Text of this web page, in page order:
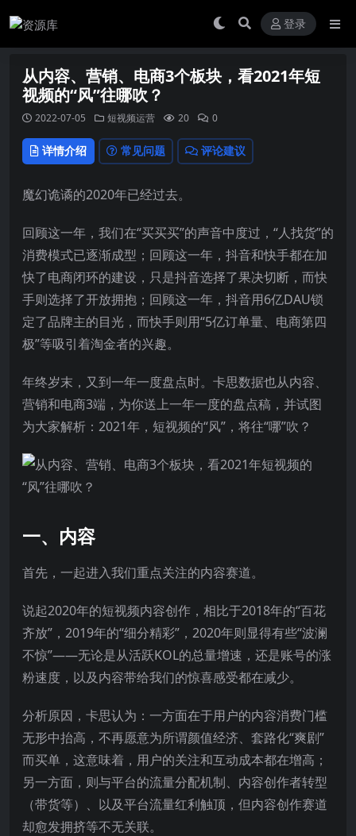
登录
从内容、营销、电商3个板块，看2021年短
视频的“风”往哪吹？
2022-07-05 短视频运营 20 0
详情介绍 常见问题 评论建议
魔幻诡谲的2020年已经过去。
回顾这一年，我们在“买买买”的声音中度过，“人找货”的
消费模式已逐渐成型；回顾这一年，抖音和快手都在加
快了电商闭环的建设，只是抖音选择了果决切断，而快
手则选择了开放拥抱；回顾这一年，抖音用6亿DAU锁
定了品牌主的目光，而快手则用“5亿订单量、电商第四
极”等吸引着淘金者的兴趣。
年终岁末，又到一年一度盘点时。卡思数据也从内容、
营销和电商3端，为你送上一年一度的盘点稿，并试图
为大家解析：2021年，短视频的“风”，将往“哪”吹？
一、内容
首先，一起进入我们重点关注的内容赛道。
说起2020年的短视频内容创作，相比于2018年的“百花
齐放”，2019年的“细分精彩”，2020年则显得有些“波澜
不惊”——无论是从活跃KOL的总量增速，还是账号的涨
粉速度，以及内容带给我们的惊喜感受都在减少。
分析原因，卡思认为：一方面在于用户的内容消费门槛
无形中抬高，不再愿意为所谓颜值经济、套路化“爽剧”
而买单，这意味着，用户的关注和互动成本都在增高；
另一方面，则与平台的流量分配机制、内容创作者转型
（带货等）、以及平台流量红利触顶，但内容创作赛道
却愈发拥挤等不无关联。